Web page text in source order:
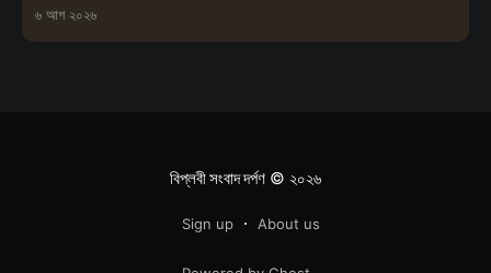
৬ আগ ২০২৬
বিপ্লবী সংবাদ দর্পণ© ২০২৬
Sign up About us